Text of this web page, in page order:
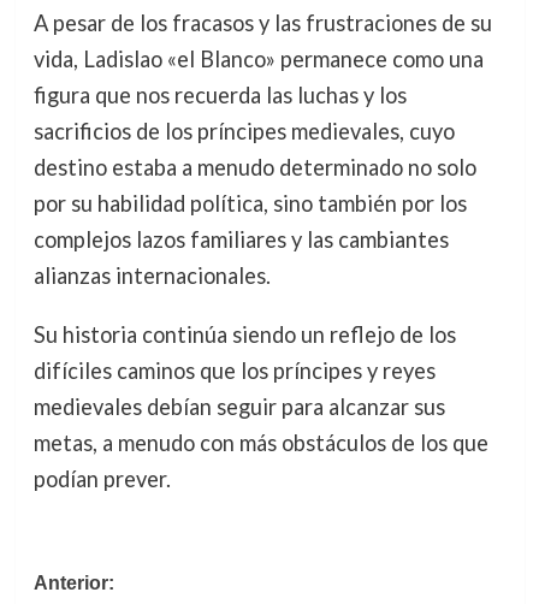
A pesar de los fracasos y las frustraciones de su
vida, Ladislao «el Blanco» permanece como una
figura que nos recuerda las luchas y los
sacrificios de los príncipes medievales, cuyo
destino estaba a menudo determinado no solo
por su habilidad política, sino también por los
complejos lazos familiares y las cambiantes
alianzas internacionales.
Su historia continúa siendo un reflejo de los
difíciles caminos que los príncipes y reyes
medievales debían seguir para alcanzar sus
metas, a menudo con más obstáculos de los que
podían prever.
Navegación
Anterior: